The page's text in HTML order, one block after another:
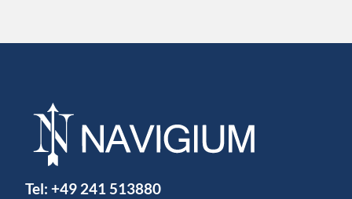
Tel: +49 241 513880